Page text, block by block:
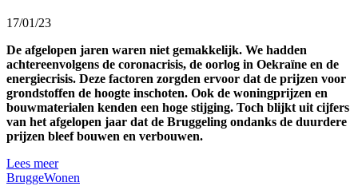
17/01/23
De afgelopen jaren waren niet gemakkelijk. We hadden
achtereenvolgens de coronacrisis, de oorlog in Oekraïne en de
energiecrisis. Deze factoren zorgden ervoor dat de prijzen voor
grondstoffen de hoogte inschoten. Ook de woningprijzen en
bouwmaterialen kenden een hoge stijging. Toch blijkt uit cijfers
van het afgelopen jaar dat de Bruggeling ondanks de duurdere
prijzen bleef bouwen en verbouwen.
Lees meer
BruggeWonen